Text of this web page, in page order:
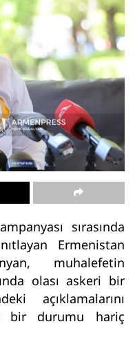
sırasında
Ermenistan
muhalefetin
olası askeri bir
açıklamalarını
bir durumu hariç